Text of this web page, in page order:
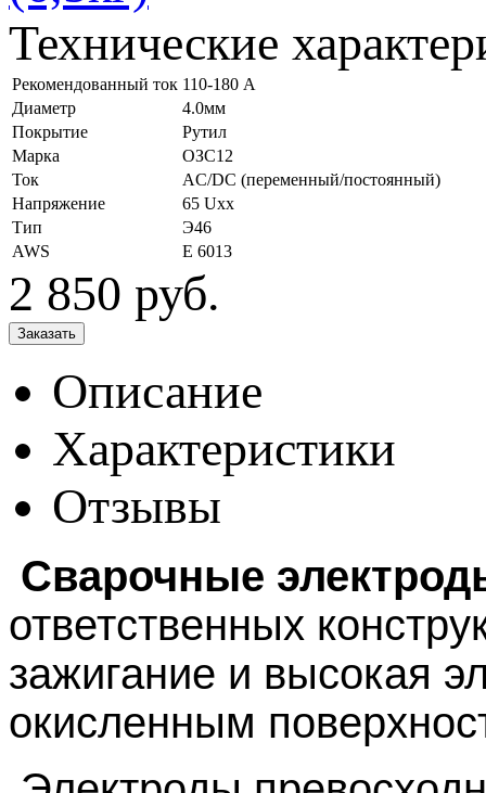
Технические
Рекомендованный ток 110-180 А
Диаметр
4.0мм
Покрытие
Рутил
Марка
ОЗС12
Ток
AC/DC (переменный/постоянный)
Напряжение
65 Uxx
Тип
Э46
AWS
Е 6013
2 850 руб.
Описание
Характеристики
Отзывы
Сварочные
ответственных
зажигание и высокая
окисленным